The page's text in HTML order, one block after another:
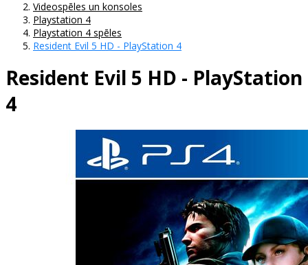
Videospēles un konsoles
Playstation 4
Playstation 4 spēles
Resident Evil 5 HD - PlayStation 4
Resident Evil 5 HD - PlayStation
4